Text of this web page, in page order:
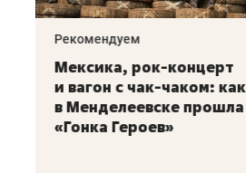
Рекомендуем
Мексика, рок-концерт
и вагон с чак-чаком: как
в Менделеевске прошла
«Гонка Героев»